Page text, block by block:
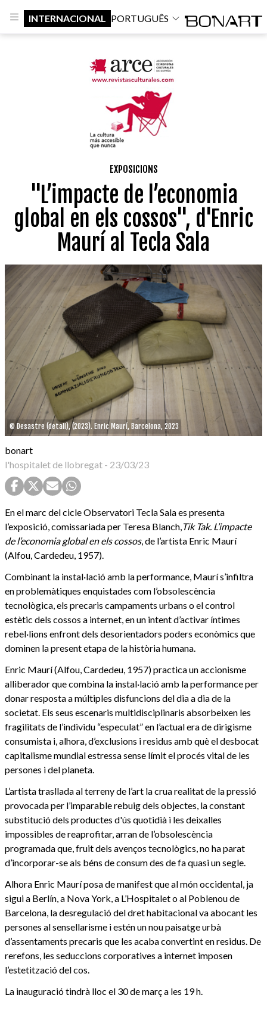
INTERNACIONAL PORTUGUÊS
EXPOSICIONS
"L’impacte de l’economia
global en els cossos", d'Enric
Maurí al Tecla Sala
© Desastre (detall), (2023). Enric Maurí, Barcelona, 2023
bonart
l'hospitalet de llobregat - 23/03/23
En el marc del cicle Observatori Tecla Sala es presenta
l’exposició, comissariada per Teresa Blanch,Tik Tak. L’impacte
de l’economia global en els cossos, de l’artista Enric Maurí
(Alfou, Cardedeu, 1957).
Combinant la instal·lació amb la performance, Maurí s’infiltra
en problemàtiques enquistades com l’obsolescència
tecnològica, els precaris campaments urbans o el control
estètic dels cossos a internet, en un intent d’activar íntimes
rebel·lions enfront dels desorientadors poders econòmics que
dominen la present etapa de la història humana.
Enric Maurí (Alfou, Cardedeu, 1957) practica un accionisme
alliberador que combina la instal·lació amb la performance per
donar resposta a múltiples disfuncions del dia a dia de la
societat. Els seus escenaris multidisciplinaris absorbeixen les
fragilitats de l’individu “especulat” en l’actual era de dirigisme
consumista i, alhora, d’exclusions i residus amb què el desbocat
capitalisme mundial estressa sense límit el procés vital de les
persones i del planeta.
L’artista trasllada al terreny de l’art la crua realitat de la pressió
provocada per l’imparable rebuig dels objectes, la constant
substitució dels productes d'ús quotidià i les deixalles
impossibles de reaprofitar, arran de l’obsolescència
programada que, fruit dels avenços tecnològics, no ha parat
d’incorporar-se als béns de consum des de fa quasi un segle.
Alhora Enric Maurí posa de manifest que al món occidental, ja
sigui a Berlín, a Nova York, a L’Hospitalet o al Poblenou de
Barcelona, la desregulació del dret habitacional va abocant les
persones al sensellarisme i estén un nou paisatge urbà
d’assentaments precaris que les acaba convertint en residus. De
rerefons, les seduccions corporatives a internet imposen
l’estetització del cos.
La inauguració tindrà lloc el 30 de març a les 19 h.